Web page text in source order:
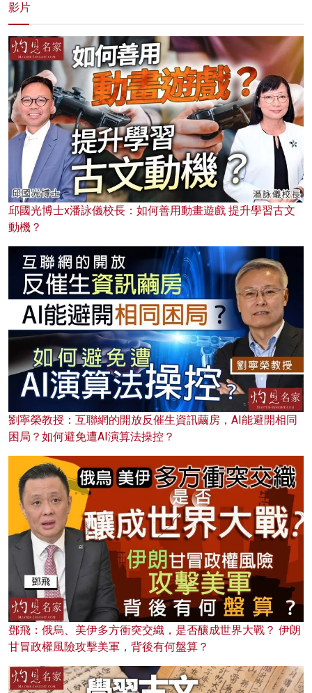
影片
邱國光博士x潘詠儀校長：如何善用動畫遊戲 提升學習古文
動機？
劉寧榮教授：互聯網的開放反催生資訊繭房，AI能避開相同
困局？如何避免遭AI演算法操控？
鄧飛：俄烏、美伊多方衝突交織，是否釀成世界大戰？ 伊朗
甘冒政權風險攻擊美軍，背後有何盤算？